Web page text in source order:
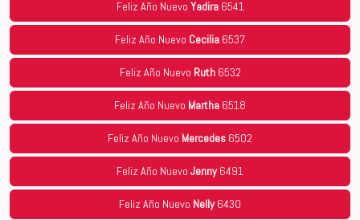
Feliz Año Nuevo Yadira6541
Feliz Año Nuevo Cecilia 6537
Feliz Año Nuevo Ruth6532
Feliz Año Nuevo Martha 6518
Feliz Año Nuevo Mercedes 6502
Feliz Año Nuevo Jenny6491
Feliz Año Nuevo Nelly6430